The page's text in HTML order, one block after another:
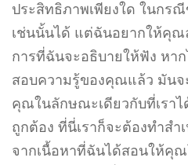
ประสิทธิภาพเพียงใด ในกรณี
เช่นนั้นได้ แต่ฉันอยากให้คุณ
การที่ฉันจะอธิบายให้ฟัง หา
สอบความรู้ของคุณแล้ว มันจ
คุณในลักษณะเดียวกับที่เรา
ถูกต้อง ที่นี่เราก็จะต้องทำส
จากเนื้อหาที่ฉันได้สอนให้คุ